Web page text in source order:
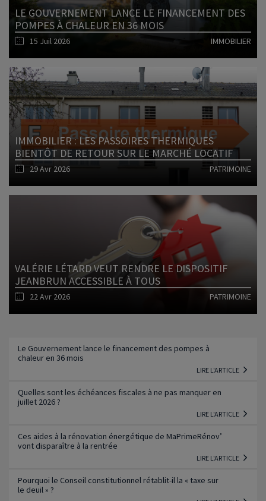
LE GOUVERNEMENT LANCE LE FINANCEMENT DES
POMPES À CHALEUR EN 36 MOIS
15 Juil 2026 IMMOBILIER
Lire l'article
IMMOBILIER : LES PASSOIRES THERMIQUES
BIENTÔT DE RETOUR SUR LE MARCHÉ LOCATIF
29 Avr 2026 PATRIMOINE
Lire l'article
VALÉRIE LÉTARD VEUT RENDRE LE DISPOSITIF
JEANBRUN ACCESSIBLE À TOUS
22 Avr 2026 PATRIMOINE
Le Gouvernement lance le financement des pompes à
chaleur en 36 mois
LIRE L'ARTICLE
Quelles sont les échéances fiscales à ne pas manquer en
juillet 2026 ?
LIRE L'ARTICLE
Ces aides à la rénovation énergétique de MaPrimeRénov’
vont disparaître à la rentrée
LIRE L'ARTICLE
Pourquoi le Conseil constitutionnel rétablit-il la « taxe sur
le deuil » ?